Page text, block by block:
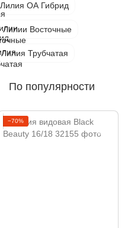
Лилия ОА Гибрид
Лилии Восточные
Лилия Трубчатая
По популярности
−70%